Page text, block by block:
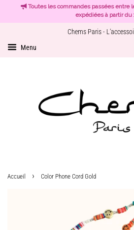
Toutes les commandes passées entre
expédiées à partir du
Chems Paris -
Menu
Accueil › Color Phone Cord Gold